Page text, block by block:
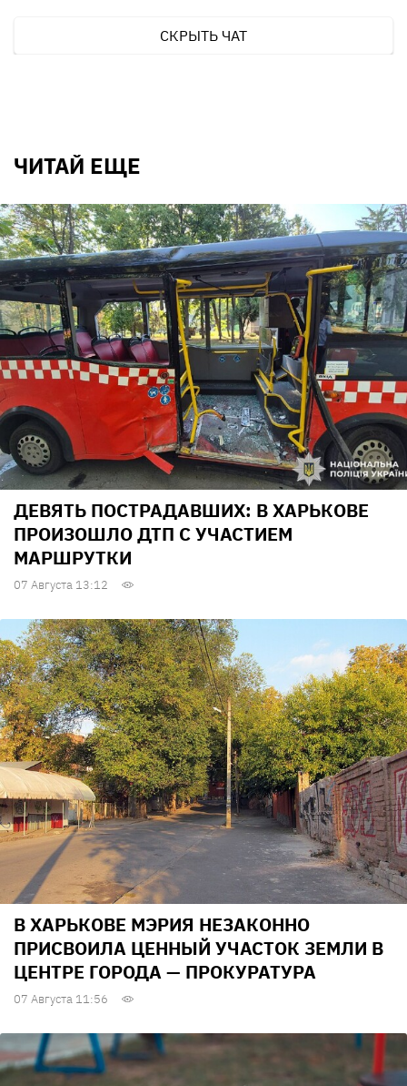
СКРЫТЬ ЧАТ
ЧИТАЙ ЕЩЕ
ДЕВЯТЬ ПОСТРАДАВШИХ: В ХАРЬКОВЕ
ПРОИЗОШЛО ДТП С УЧАСТИЕМ
МАРШРУТКИ
07 Августа 13:12
В ХАРЬКОВЕ МЭРИЯ НЕЗАКОННО
ПРИСВОИЛА ЦЕННЫЙ УЧАСТОК ЗЕМЛИ В
ЦЕНТРЕ ГОРОДА — ПРОКУРАТУРА
07 Августа 11:56